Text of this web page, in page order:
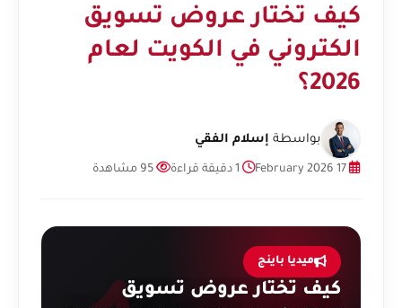
كيف تختار عروض تسويق
الكتروني في الكويت لعام
2026؟
بواسطة إسلام الفقي
ميديا باينج
كيف تختار عروض تسويق